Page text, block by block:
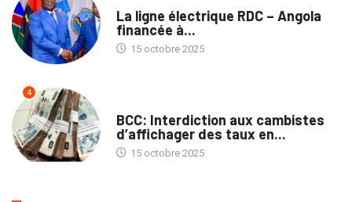
La ligne électrique RDC – Angola
financée à...
15 octobre 2025
4
BCC: Interdiction aux cambistes
d’affichager des taux en...
15 octobre 2025